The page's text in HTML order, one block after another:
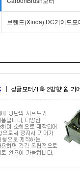
브랜드(Xinda) DC기어드모